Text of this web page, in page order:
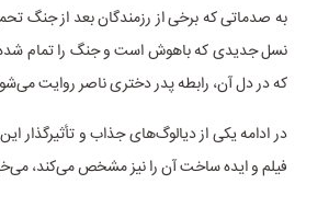
به صدماتی که برخی از رزمندگان بعد از جنگ
نسل جدیدی که باهوش است و جنگ را تمام شده
که در دل آن، رابطه پدر دختری ناصر روایت
در ادامه یکی از دیالوگ‌های جذاب و تأثیرگذار
فیلم و ایده ساخت آن را نیز مشخص می‌کند،